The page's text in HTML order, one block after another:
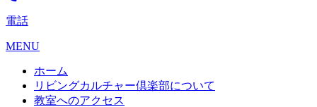
電話
MENU
ホーム
リビングカルチャー倶楽部について
教室へのアクセス